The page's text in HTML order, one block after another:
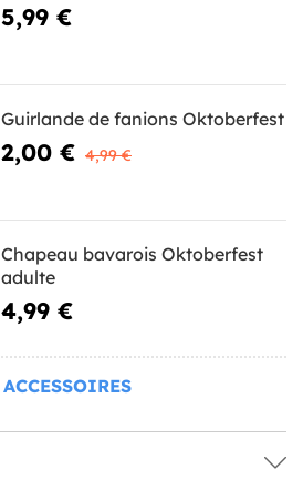
5,99 €
Guirlande de fanions Oktoberfest
2,00 € 4,99 €
Chapeau bavarois Oktoberfest
adulte
4,99 €
ACCESSOIRES